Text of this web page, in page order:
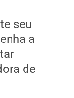
seu
a
de